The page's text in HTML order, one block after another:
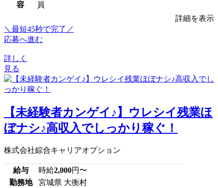
容
員
詳細を表示
＼最短45秒で完了／
応募へ進む
詳しく
見る
【未経験者カンゲイ♪】ウレシイ残業ほ
ぼナシ♪高収入でしっかり稼ぐ！
株式会社綜合キャリアオプション
給与 時給2,000円〜
勤務地
宮城県 大衡村